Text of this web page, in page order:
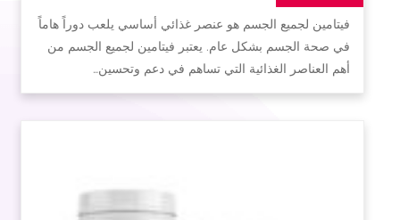
فيتامين لجميع الجسم هو عنصر غذائي أساسي يلعب دوراً هاماً
في صحة الجسم بشكل عام. يعتبر فيتامين لجميع الجسم من
أهم العناصر الغذائية التي تساهم في دعم وتحسين…